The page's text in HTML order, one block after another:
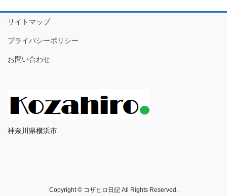
サイトマップ
プライバシーポリシー
お問い合わせ
神奈川県横浜市
Copyright © コザヒロ日記 All Rights Reserved.